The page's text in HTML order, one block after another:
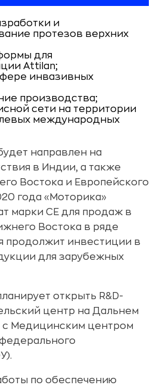
и
протезов верхних
для
Attilan;
инвазивных
производства;
сети на территории
международных
направлен на
в Индии, а также
Востока и Европейского
года «Моторика»
марки CE для продаж в
Востока в ряде
продолжит инвестиции в
для зарубежных
открыть R&D-
центр на Дальнем
с Медицинским центром
по обеспечению